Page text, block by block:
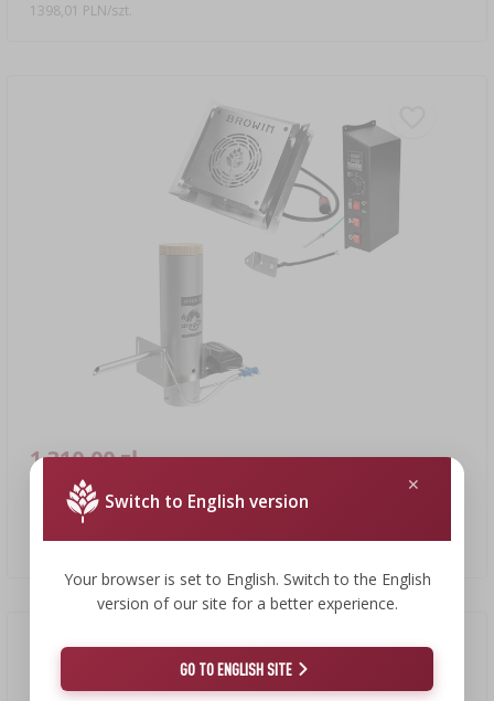
1398,01 PLN/szt.
Zestaw dragON do wędzarni - moduły elektryczne ze
sterownikiem cyfrowym i generator dymu JET 2 LONG
1 310,00 zł
1310,00 PLN/szt.
Switch to English version
Your browser is set to English. Switch to the English
version of our site for a better experience.
GO TO ENGLISH SITE